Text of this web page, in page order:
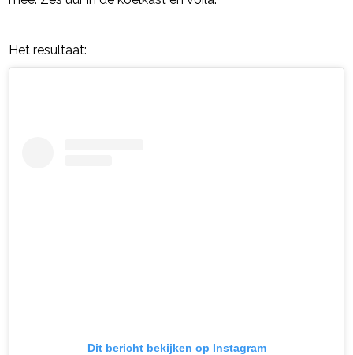
Het resultaat:
Dit bericht bekijken op Instagram